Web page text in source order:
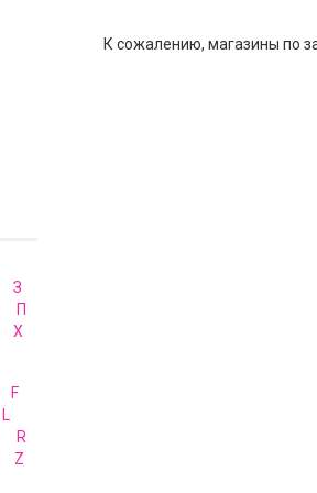
З
П
Х
F
L
R
Z
К сожалению, магазины по